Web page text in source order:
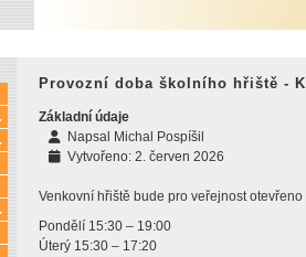
Více o: Informace
Více o: Školní družina
Více o: KRPŠ
Provozní doba školního hřiště -
Základní údaje
Napsal Michal Pospíšil
Vytvořeno: 2. červen 2026
Venkovní hřiště bude pro veřejnost
Pondělí 15:30 – 19:00
Úterý 15:30 – 17:20